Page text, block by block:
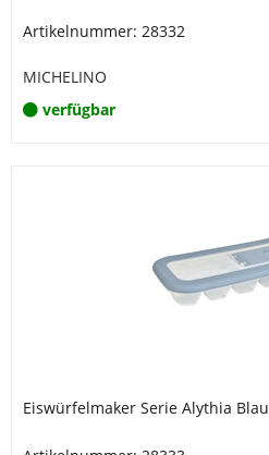
Artikelnummer: 28332
MICHELINO
verfügbar
Eiswürfelmaker Serie Alythia Blau